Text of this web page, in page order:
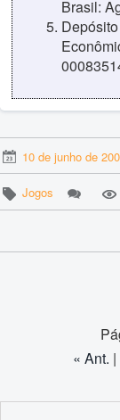
Brasil:
10 de junho de
Jogos
« Ant. |